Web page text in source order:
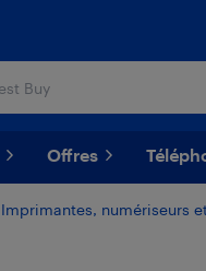
Offres
Imprimantes, numériseurs